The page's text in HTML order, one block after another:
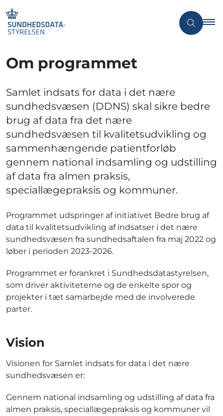
Om programmet
Samlet indsats for data i det nære
sundhedsvæsen (DDNS) skal sikre bedre
brug af data fra det nære
sundhedsvæsen til kvalitetsudvikling og
sammenhængende patientforløb
gennem national indsamling og udstilling
af data fra almen praksis,
speciallægepraksis og kommuner.
Programmet udspringer af initiativet Bedre brug af
data til kvalitetsudvikling af indsatser i det nære
sundhedsvæsen fra sundhedsaftalen fra maj 2022 og
løber i perioden 2023-2026.
Programmet er forankret i Sundhedsdatastyrelsen,
som driver aktiviteterne og de enkelte spor og
projekter i tæt samarbejde med de involverede
parter.
Vision
Visionen for Samlet indsats for data i det nære
sundhedsvæsen er:
Gennem national indsamling og udstilling af data fra
almen praksis, speciallægepraksis og kommuner vil